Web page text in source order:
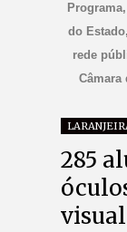
do
rede
Câmara
285